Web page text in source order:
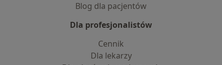
Blog dla pacjentów
Dla profesjonalistów
Cennik
Dla lekarzy